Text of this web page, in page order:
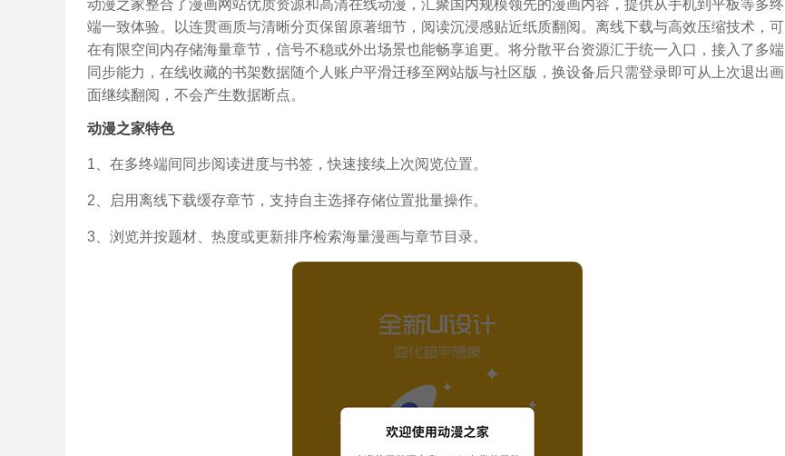
动漫之家整合了漫画网站优质资源和高清在线动漫，汇聚国内规模领先的漫画内容，提供从手机到平板等多终
端一致体验。以连贯画质与清晰分页保留原著细节，阅读沉浸感贴近纸质翻阅。离线下载与高效压缩技术，可
在有限空间内存储海量章节，信号不稳或外出场景也能畅享追更。将分散平台资源汇于统一入口，接入了多端
同步能力，在线收藏的书架数据随个人账户平滑迁移至网站版与社区版，换设备后只需登录即可从上次退出画
面继续翻阅，不会产生数据断点。
动漫之家特色
1、在多终端间同步阅读进度与书签，快速接续上次阅览位置。
2、启用离线下载缓存章节，支持自主选择存储位置批量操作。
3、浏览并按题材、热度或更新排序检索海量漫画与章节目录。